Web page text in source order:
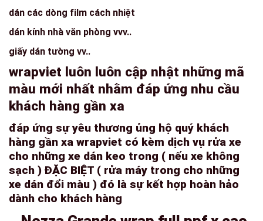
dán các dòng film cách nhiệt
dán kính nhà văn phòng vvv..
giấy dán tường vv..
wrapviet luôn luôn cập nhật những mã
màu mới nhất nhằm đáp ứng nhu cầu
khách hàng gần xa
đáp ứng sự yêu thương ủng hộ quý khách
hàng gần xa wrapviet có kèm dịch vụ rửa xe
cho những xe dán keo trong ( nếu xe không
sạch ) ĐẶC BIỆT ( rửa máy trong cho những
xe dán đổi màu ) đó là sự kết hợp hoàn hảo
dành cho khách hàng